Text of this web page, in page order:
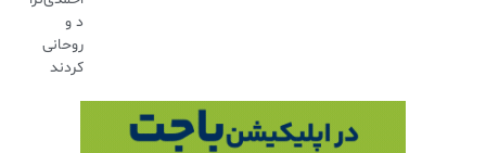
د و
روحانی
کردند